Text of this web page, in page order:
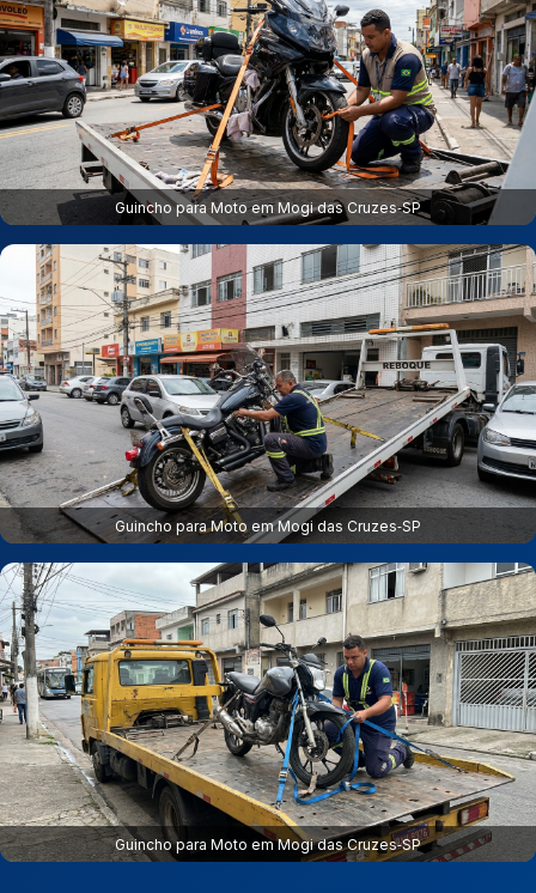
Guincho para Moto em Mogi das Cruzes‑SP
Guincho para Moto em Mogi das Cruzes‑SP
Guincho para Moto em Mogi das Cruzes‑SP